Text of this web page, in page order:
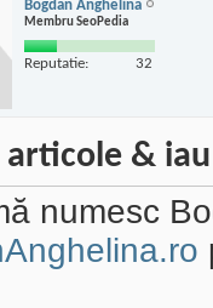
Bogdan Anghelina
Membru SeoPedia
Reputatie: 32
articole &
numesc